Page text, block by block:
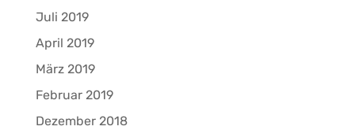
Juli 2019
April 2019
März 2019
Februar 2019
Dezember 2018